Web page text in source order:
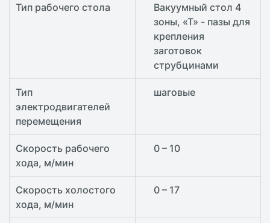
Тип рабочего стола
Вакуумный стол 4
зоны, «Т» - пазы для
крепления
заготовок
струбцинами
Тип
электродвигателей
перемещения
шаговые
Скорость рабочего
хода, м/мин
0 – 10
Скорость холостого
хода, м/мин
0 – 17